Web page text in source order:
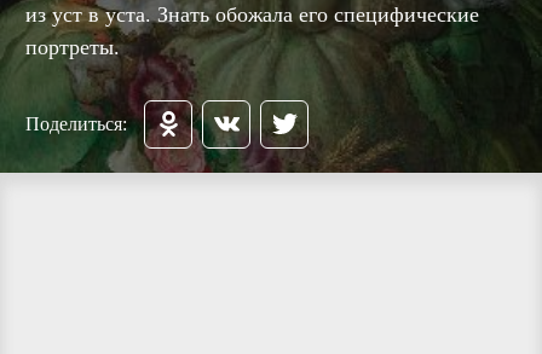
из уст в уста. Знать обожала его специфические
портреты.
Поделиться: